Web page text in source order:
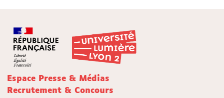
Espace Presse & Médias
Recrutement & Concours